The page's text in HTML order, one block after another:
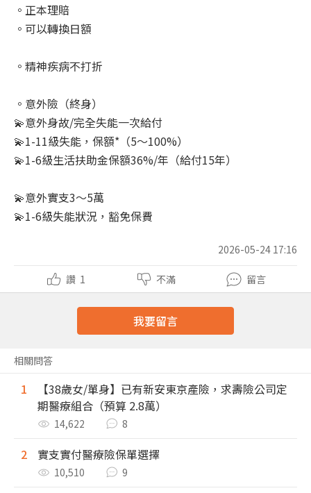
。正本理賠
。可以轉換日額
。精神疾病不打折
。意外險（終身）
💫意外身故/完全失能一次給付
💫1-11級失能，保額*（5～100%）
💫1-6級生活扶助金保額36%/年（給付15年）
💫意外實支3～5萬
💫1-6級失能狀況，豁免保費
2026-05-24 17:16
讚 1 不滿 留言
我要留言
相關問答
1
【38歲女/單身】已有新安東京產險，求壽險公司定
期醫療組合（預算 2.8萬）
14,622 8
2 實支實付醫療險保單選擇
10,510 9